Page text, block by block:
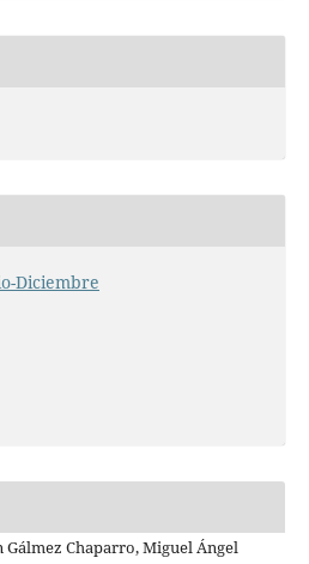
Diciembre
Gálmez Chaparro, Miguel Ángel